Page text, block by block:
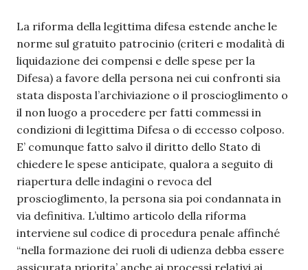
La riforma della legittima difesa estende anche le
norme sul gratuito patrocinio (criteri e modalità di
liquidazione dei compensi e delle spese per la
Difesa) a favore della persona nei cui confronti sia
stata disposta l’archiviazione o il proscioglimento o
il non luogo a procedere per fatti commessi in
condizioni di legittima Difesa o di eccesso colposo.
E’ comunque fatto salvo il diritto dello Stato di
chiedere le spese anticipate, qualora a seguito di
riapertura delle indagini o revoca del
proscioglimento, la persona sia poi condannata in
via definitiva. L’ultimo articolo della riforma
interviene sul codice di procedura penale affinché
“nella formazione dei ruoli di udienza debba essere
assicurata priorita’ anche ai processi relativi ai